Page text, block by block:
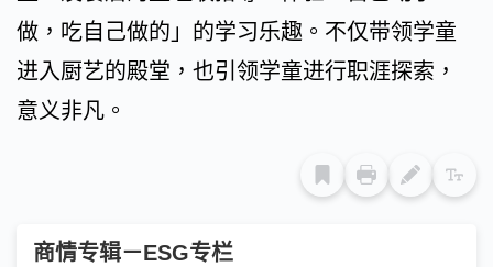
做，吃自己做的」的学习乐趣。不仅带领学童
进入厨艺的殿堂，也引领学童进行职涯探索，
意义非凡。
商情专辑－ESG专栏